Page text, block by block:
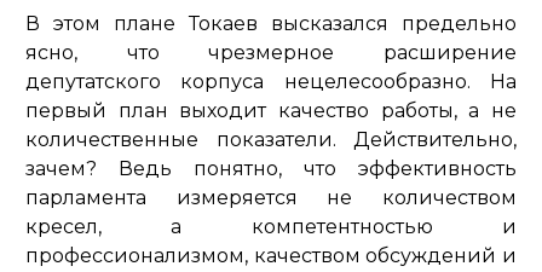
В этом плане Токаев высказался предельно
ясно, что чрезмерное расширение
депутатского корпуса нецелесообразно. На
первый план выходит качество работы, а не
количественные показатели. Действительно,
зачем? Ведь понятно, что эффективность
парламента измеряется не количеством
кресел, а компетентностью и
профессионализмом, качеством обсуждений и